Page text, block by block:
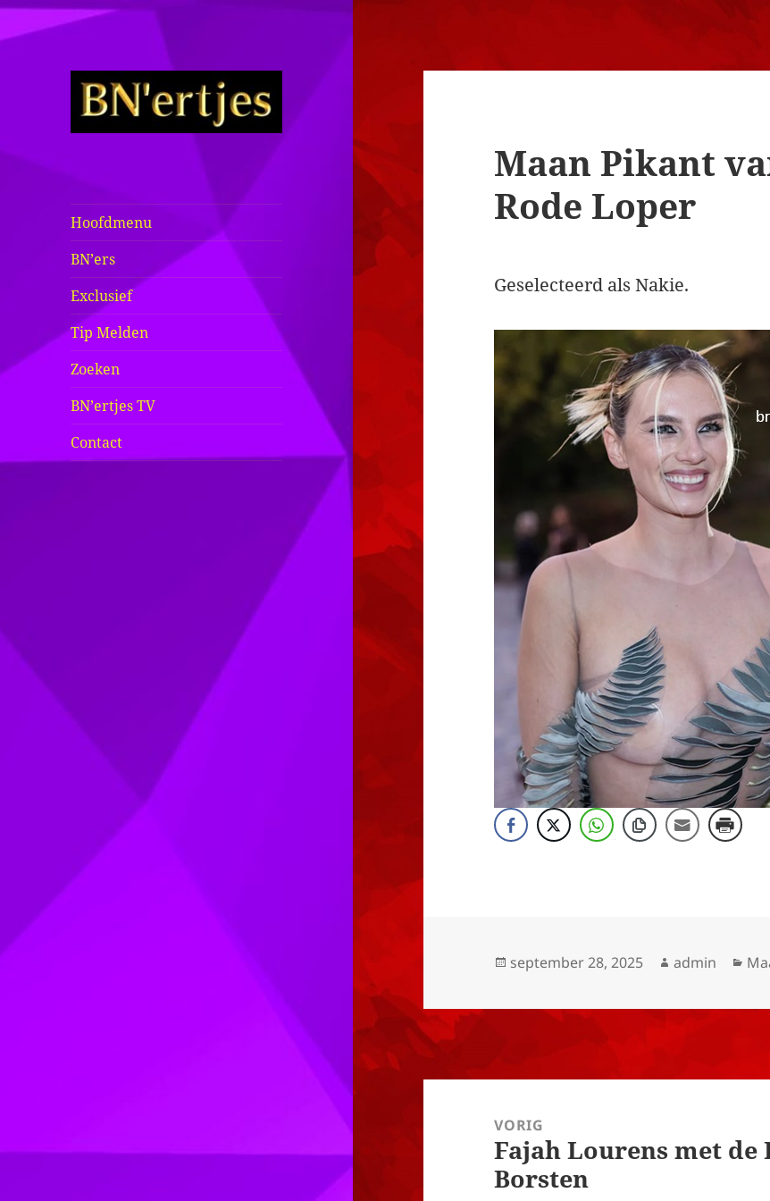
Nederlanders
Half Naakt /
Bloot
Hoofdmenu
BN’ers
Exclusief
Tip Melden
Zoeken
BN’ertjes TV
Contact
Maan Pikant
Rode Loper
Geselecteerd als Nakie.
Geplaatst
september 28, 2025 Auteur
admin
navigatieVORIG
Vorig
bericht:
Fajah Lourens met
Borsten